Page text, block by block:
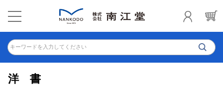
キーワードを入力してください
洋書